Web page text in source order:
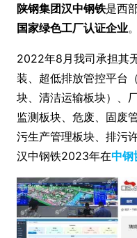
陕钢集团汉中钢铁是西
国家绿色工厂认证企业。
2022年8月我司承担其
装、超低排放管控平台
块、清洁运输板块）、
监测板块、危废、固废
污生产管理板块、排污
汉中钢铁2023年在中钢